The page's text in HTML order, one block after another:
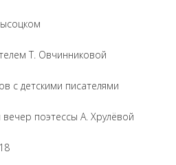
Т. Овчинниковой
с детскими писателями
поэтессы А. Хрулёвой